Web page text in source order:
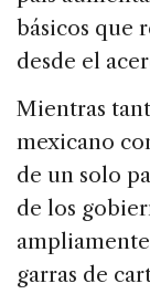
básicos que
desde el
Mientras
mexicano
de un solo
de los
garras de